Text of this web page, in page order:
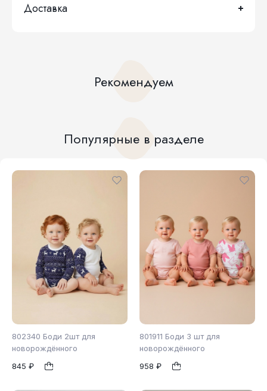
Доставка
Рекомендуем
Популярные в разделе
802340 Боди 2шт для
новорождённого
845 ₽
801911 Боди 3 шт для
новорождённого
958 ₽
56 62